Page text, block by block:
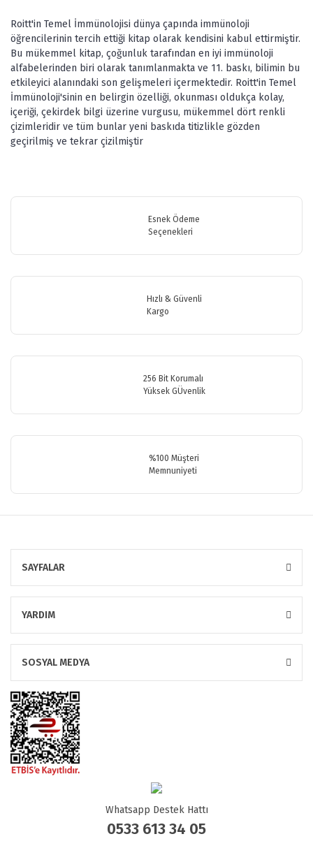
Roitt'in Temel İmmünolojisi dünya çapında immünoloji
öğrencilerinin tercih ettiği kitap olarak kendisini kabul ettirmiştir.
Bu mükemmel kitap, çoğunluk tarafından en iyi immünoloji
alfabelerinden biri olarak tanımlanmakta ve 11. baskı, bilimin bu
etkileyici alanındaki son gelişmeleri içermektedir. Roitt'in Temel
İmmünoloji'sinin en belirgin özelliği, okunması oldukça kolay,
içeriği, çekirdek bilgi üzerine vurgusu, mükemmel dört renkli
çizimleridir ve tüm bunlar yeni baskıda titizlikle gözden
geçirilmiş ve tekrar çizilmiştir
Bu ürüne ilk yorumu siz yapın!
Görüş ve önerileriniz için teşekkür ederiz.
Ürün resmi kalitesiz, bozuk veya görüntülenemiyor.
Ürün fiyatı diğer sitelerden daha pahalı.
Esnek Ödeme
Seçenekleri
Hızlı & Güvenli
Kargo
256 Bit Korumalı
Yüksek GÜvenlik
%100 Müşteri
Memnuniyeti
SAYFALAR
YARDIM
SOSYAL MEDYA
Whatsapp Destek Hattı
0533 613 34 05